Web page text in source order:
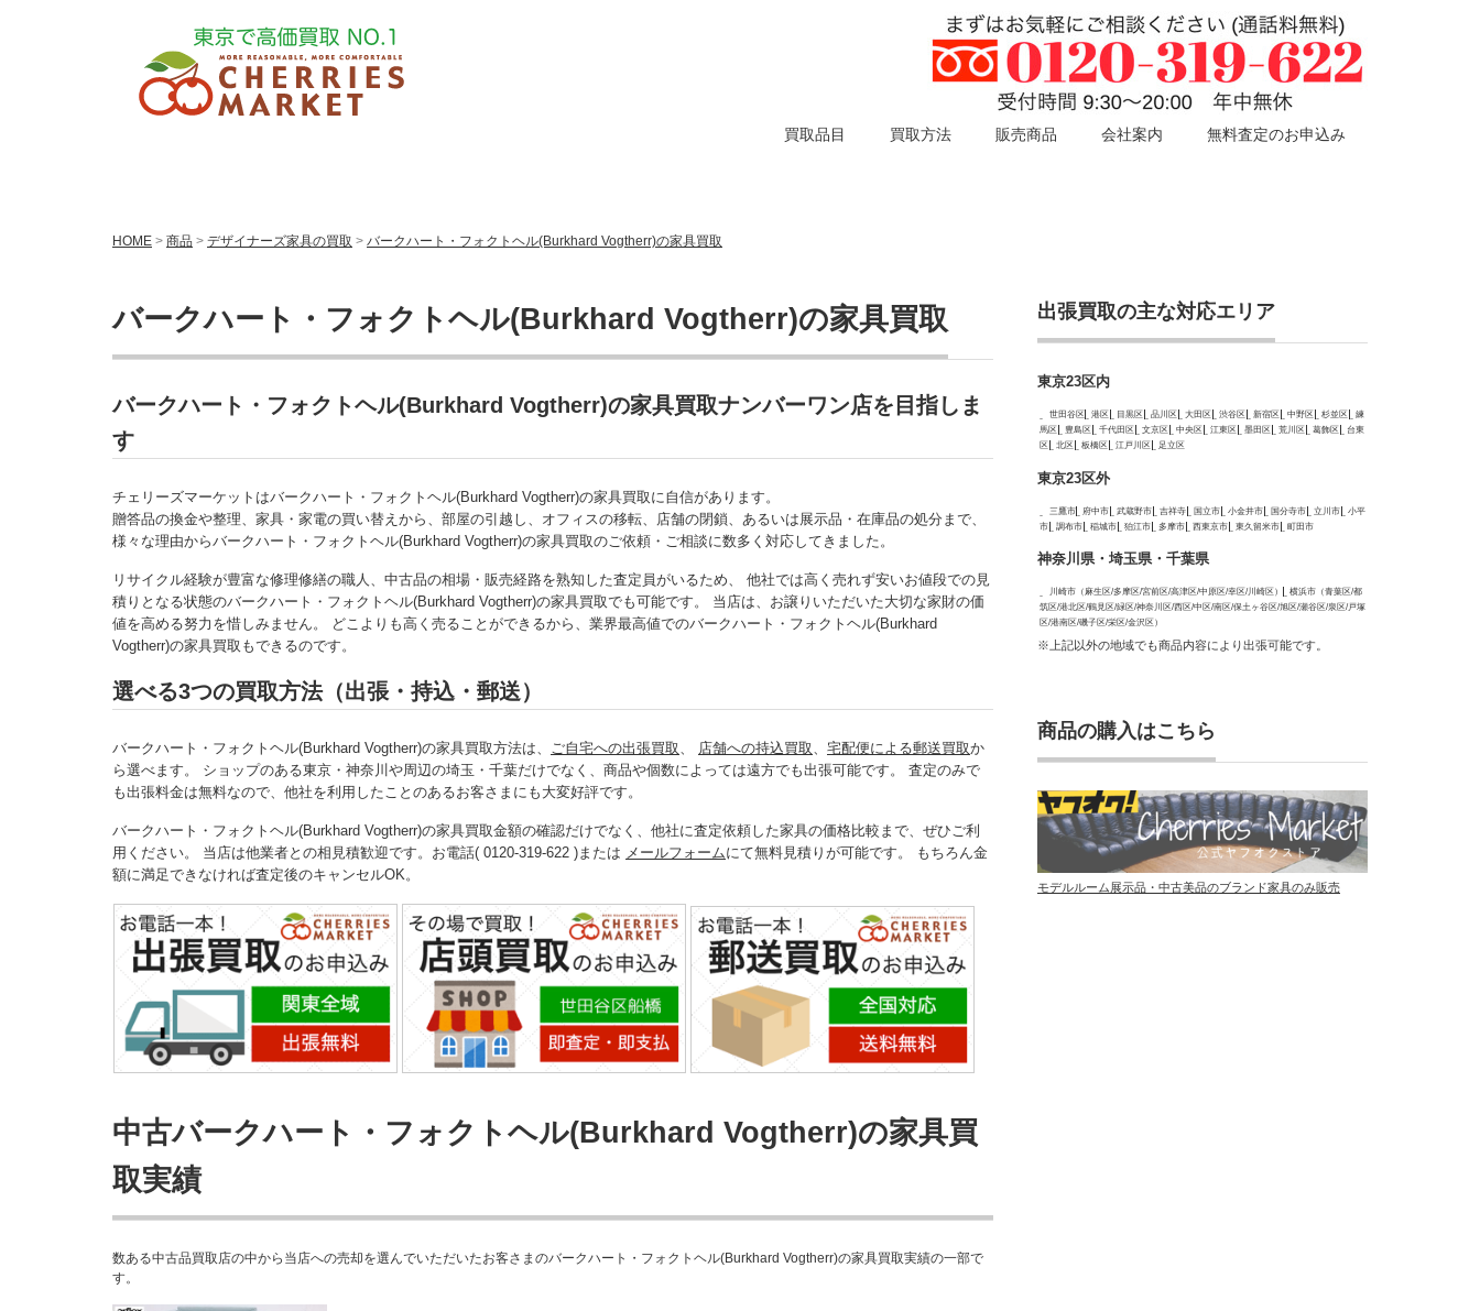
買取品目 買取方法 販売商品 会社案内 無料査定のお申込み
HOME > 商品 > デザイナーズ家具の買取 > バークハート・フォクトヘル(Burkhard Vogtherr)の家具買取
バークハート・フォクトヘル(Burkhard Vogtherr)の家具買取
バークハート・フォクトヘル(Burkhard Vogtherr)の家具買取ナンバーワン店を目指しま
す
チェリーズマーケットはバークハート・フォクトヘル(Burkhard Vogtherr)の家具買取に自信があります。
贈答品の換金や整理、家具・家電の買い替えから、部屋の引越し、オフィスの移転、店舗の閉鎖、あるいは展示品・在庫品の処分まで、
様々な理由からバークハート・フォクトヘル(Burkhard Vogtherr)の家具買取のご依頼・ご相談に数多く対応してきました。
リサイクル経験が豊富な修理修繕の職人、中古品の相場・販売経路を熟知した査定員がいるため、 他社では高く売れず安いお値段での見
積りとなる状態のバークハート・フォクトヘル(Burkhard Vogtherr)の家具買取でも可能です。 当店は、お譲りいただいた大切な家財の価
値を高める努力を惜しみません。 どこよりも高く売ることができるから、業界最高値でのバークハート・フォクトヘル(Burkhard
Vogtherr)の家具買取もできるのです。
選べる3つの買取方法（出張・持込・郵送）
バークハート・フォクトヘル(Burkhard Vogtherr)の家具買取方法は、 ご自宅への出張買取 、 店舗への持込買取 、 宅配便による郵送買取か
ら選べます。 ショップのある東京・神奈川や周辺の埼玉・千葉だけでなく、商品や個数によっては遠方でも出張可能です。 査定のみで
も出張料金は無料なので、他社を利用したことのあるお客さまにも大変好評です。
バークハート・フォクトヘル(Burkhard Vogtherr)の家具買取金額の確認だけでなく、他社に査定依頼した家具の価格比較まで、ぜひご利
用ください。 当店は他業者との相見積歓迎です。お電話( 0120-319-622 )または メールフォームにて無料見積りが可能です。 もちろん金
額に満足できなければ査定後のキャンセルOK。
中古バークハート・フォクトヘル(Burkhard Vogtherr)の家具買
取実績
数ある中古品買取店の中から当店への売却を選んでいただいたお客さまのバークハート・フォクトヘル(Burkhard Vogtherr)の家具買取実績の一部で
す。
出張買取の主な対応エリア
東京23区内
世田谷区 港区 目黒区 品川区 大田区 渋谷区 新宿区 中野区 杉並区
練
馬区
豊島区 千代田区 文京区 中央区 江東区 墨田区 荒川区 葛飾区
台東
区
北区 板橋区 江戸川区 足立区
東京23区外
三鷹市 府中市 武蔵野市 吉祥寺 国立市 小金井市 国分寺市 立川市
小平
市
調布市 稲城市 狛江市 多摩市 西東京市 東久留米市 町田市
神奈川県・埼玉県・千葉県
川崎市（麻生区/多摩区/宮前区/高津区/中原区/幸区/川崎区）
横浜市（青葉区/都
筑区/港北区/鶴見区/緑区/神奈川区/西区/中区/南区/保土ヶ谷区/旭区/瀬谷区/泉区/戸塚
区/港南区/磯子区/栄区/金沢区）
※上記以外の地域でも商品内容により出張可能です。
商品の購入はこちら
モデルルーム展示品・中古美品のブランド家具のみ販売